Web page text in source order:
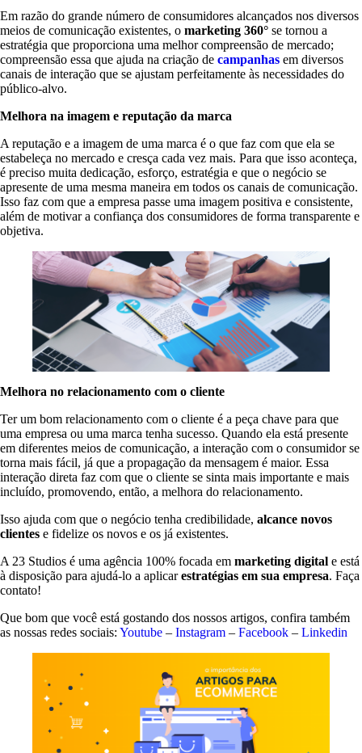
Em razão do grande número de consumidores alcançados nos diversos
meios de comunicação existentes, o marketing 360° se tornou a
estratégia que proporciona uma melhor compreensão de mercado;
compreensão essa que ajuda na criação de campanhas em diversos
canais de interação que se ajustam perfeitamente às necessidades do
público-alvo.
Melhora na imagem e reputação da marca
A reputação e a imagem de uma marca é o que faz com que ela se
estabeleça no mercado e cresça cada vez mais. Para que isso aconteça,
é preciso muita dedicação, esforço, estratégia e que o negócio se
apresente de uma mesma maneira em todos os canais de comunicação.
Isso faz com que a empresa passe uma imagem positiva e consistente,
além de motivar a confiança dos consumidores de forma transparente e
objetiva.
Melhora no relacionamento com o cliente
Ter um bom relacionamento com o cliente é a peça chave para que
uma empresa ou uma marca tenha sucesso. Quando ela está presente
em diferentes meios de comunicação, a interação com o consumidor se
torna mais fácil, já que a propagação da mensagem é maior. Essa
interação direta faz com que o cliente se sinta mais importante e mais
incluído, promovendo, então, a melhora do relacionamento.
Isso ajuda com que o negócio tenha credibilidade, alcance novos
clientes e fidelize os novos e os já existentes.
A 23 Studios é uma agência 100% focada em marketing digital e está
à disposição para ajudá-lo a aplicarestratégias em sua empresa. Faça
contato!
Que bom que você está gostando dos nossos artigos, confira também
as nossas redes sociais: Youtube – Instagram – Facebook – Linkedin